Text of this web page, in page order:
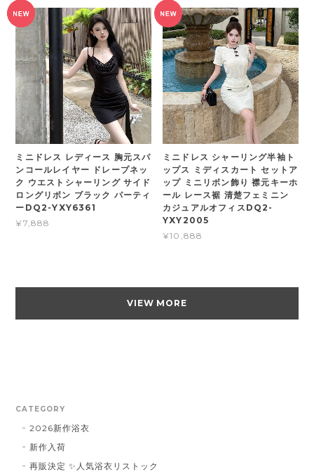
ミニドレス レディース 胸元スパ
ンコールレイヤー ドレープネッ
ク ウエストシャーリング サイド
ロングリボン ブラック パーティ
ーDQ2-YXY6361
¥7,888
ミニドレス シャーリング半袖ト
ップス ミディスカート セットア
ップ ミニリボン飾り 襟元キーホ
ール レース裾 清楚フェミニン
カジュアルオフィスDQ2-
YXY2005
¥10,888
VIEW MORE
CATEGORY
2026新作浴衣
新作入荷
再販決定 ✨人気浴衣リストック